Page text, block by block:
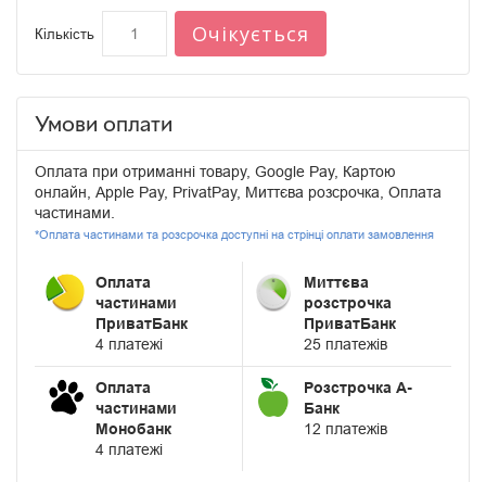
Кількість Очікується
Умови оплати
Оплата при отриманні товару, Google Pay, Картою
онлайн, Apple Pay, PrivatPay, Миттєва розсрочка, Оплата
частинами.
*Оплата частинами та розсрочка доступні на стрінці оплати замовлення
Оплата
частинами
ПриватБанк
4 платежі
Миттєва
розстрочка
ПриватБанк
25 платежів
Оплата
частинами
Монобанк
4 платежі
Розстрочка А-
Банк
12 платежів